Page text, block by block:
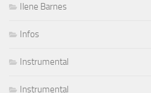
Ilene Barnes
Infos
Instrumental
Instrumental